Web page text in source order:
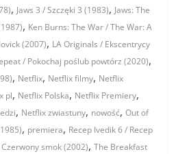
, Jaws 3 / Szczęki 3 (1983), Jaws: The
, Ken Burns: The War / The War: A
(2007), LA Originals / Ekscentrycy
/ Pokochaj poślub powtórz (2020),
, Netflix, Netflix filmy, Netflix
pl, Netflix Polska, Netflix Premiery,
, Netflix zwiastuny, nowość,Out of
, premiera, Recep Ivedik 6 / Recep
smok (2002),The Breakfast